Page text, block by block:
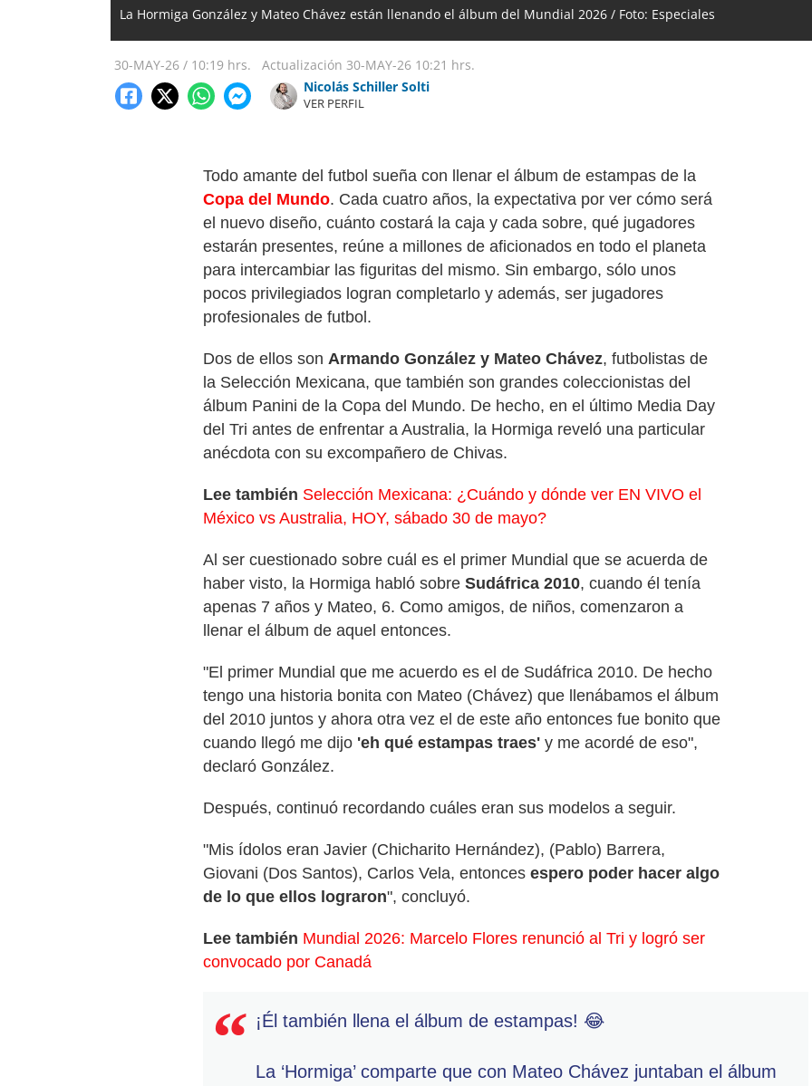
La Hormiga González y Mateo Chávez están llenando el álbum del Mundial 2026 / Foto: Especiales
30-MAY-26 / 10:19 hrs. Actualización 30-MAY-26 10:21 hrs.
Nicolás Schiller Solti
VER PERFIL
Todo amante del futbol sueña con llenar el álbum de estampas de la
Copa del Mundo. Cada cuatro años, la expectativa por ver cómo será
el nuevo diseño, cuánto costará la caja y cada sobre, qué jugadores
estarán presentes, reúne a millones de aficionados en todo el planeta
para intercambiar las figuritas del mismo. Sin embargo, sólo unos
pocos privilegiados logran completarlo y además, ser jugadores
profesionales de futbol.
Dos de ellos son Armando González y Mateo Chávez, futbolistas de
la Selección Mexicana, que también son grandes coleccionistas del
álbum Panini de la Copa del Mundo. De hecho, en el último Media Day
del Tri antes de enfrentar a Australia, la Hormiga reveló una particular
anécdota con su excompañero de Chivas.
Lee también Selección Mexicana: ¿Cuándo y dónde ver EN VIVO el
México vs Australia, HOY, sábado 30 de mayo?
Al ser cuestionado sobre cuál es el primer Mundial que se acuerda de
haber visto, la Hormiga habló sobre Sudáfrica 2010, cuando él tenía
apenas 7 años y Mateo, 6. Como amigos, de niños, comenzaron a
llenar el álbum de aquel entonces.
"El primer Mundial que me acuerdo es el de Sudáfrica 2010. De hecho
tengo una historia bonita con Mateo (Chávez) que llenábamos el álbum
del 2010 juntos y ahora otra vez el de este año entonces fue bonito que
cuando llegó me dijo 'eh qué estampas traes' y me acordé de eso",
declaró González.
Después, continuó recordando cuáles eran sus modelos a seguir.
"Mis ídolos eran Javier (Chicharito Hernández), (Pablo) Barrera,
Giovani (Dos Santos), Carlos Vela, entonces espero poder hacer algo
de lo que ellos lograron", concluyó.
Lee también Mundial 2026: Marcelo Flores renunció al Tri y logró ser
convocado por Canadá
¡Él también llena el álbum de estampas! 😂
La ‘Hormiga’ comparte que con Mateo Chávez juntaban el álbum